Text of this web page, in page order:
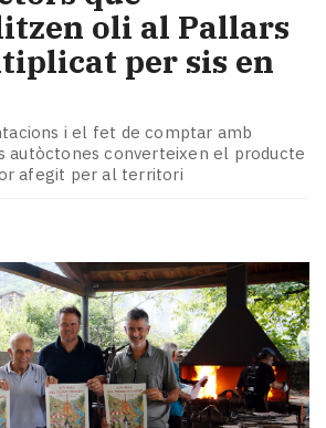
oli al Pallars
per sis en
i el fet de comptar amb
autòctones converteixen el producte
afegit per al territori